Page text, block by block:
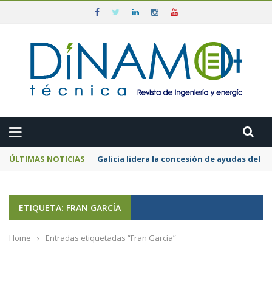
ÚLTIMAS NOTICIAS Galicia lidera la concesión de ayudas del
ETIQUETA: FRAN GARCÍA
Home › Entradas etiquetadas “Fran García”